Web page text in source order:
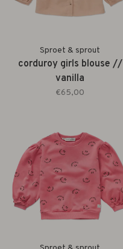
Sproet & sprout
corduroy girls blouse //
vanilla
€65,00